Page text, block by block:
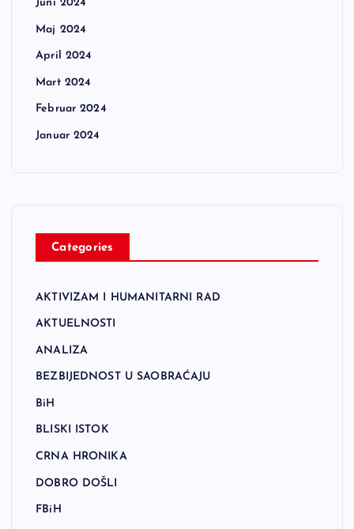
Juni 2024
Maj 2024
April 2024
Mart 2024
Februar 2024
Januar 2024
Categories
AKTIVIZAM I HUMANITARNI RAD
AKTUELNOSTI
ANALIZA
BEZBIJEDNOST U SAOBRAĆAJU
BiH
BLISKI ISTOK
CRNA HRONIKA
DOBRO DOŠLI
FBiH